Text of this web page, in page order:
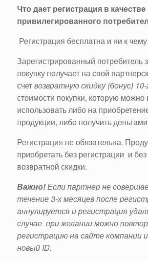
Что дает регистрация в качестве
привилегированного
Регистрация бесплатна и ни к
Зарегистрированный потребитель
покупку получает на свой
счетвозвратную скидку (бонус)
стоимости покупки, которую
использовать либо на
продукции, либо получить
Регистрация не обязательна.
приобретать без регистрации и
возвратной скидки.
Важно!Если партнер не
течение 3-х месяцев после
аннулируется и регистрация
случае при желании можно
регистрацию на сайте компании
новый ID.